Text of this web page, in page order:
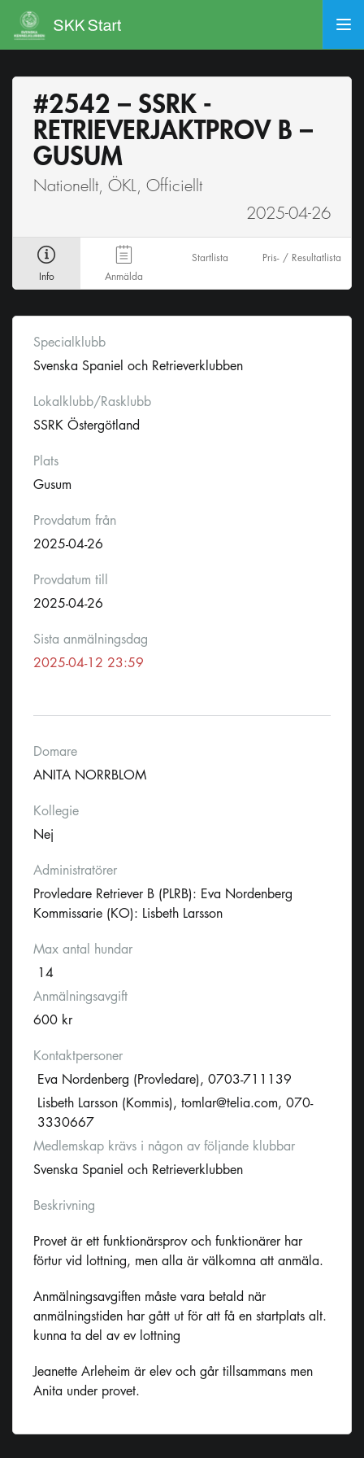
#2542 – SSRK -
RETRIEVERJAKTPROV B –
GUSUM
Nationellt, ÖKL, Officiellt
2025-04-26
Info Anmälda
Startlista Pris- / Resultatlista
Specialklubb
Svenska Spaniel och Retrieverklubben
Lokalklubb/Rasklubb
SSRK Östergötland
Plats
Gusum
Provdatum från
2025-04-26
Provdatum till
2025-04-26
Sista anmälningsdag
2025-04-12 23:59
Domare
ANITA NORRBLOM
Kollegie
Nej
Administratörer
Provledare Retriever B (PLRB): Eva Nordenberg
Kommissarie (KO): Lisbeth Larsson
Max antal hundar
14
Anmälningsavgift
600 kr
Kontaktpersoner
Eva Nordenberg (Provledare), 0703-711139
Lisbeth Larsson (Kommis), tomlar@telia.com, 070-
3330667
Medlemskap krävs i någon av följande klubbar
Svenska Spaniel och Retrieverklubben
Beskrivning
Provet är ett funktionärsprov och funktionärer har
förtur vid lottning, men alla är välkomna att anmäla.
Anmälningsavgiften måste vara betald när
anmälningstiden har gått ut för att få en startplats alt.
kunna ta del av ev lottning
Jeanette Arleheim är elev och går tillsammans men
Anita under provet.